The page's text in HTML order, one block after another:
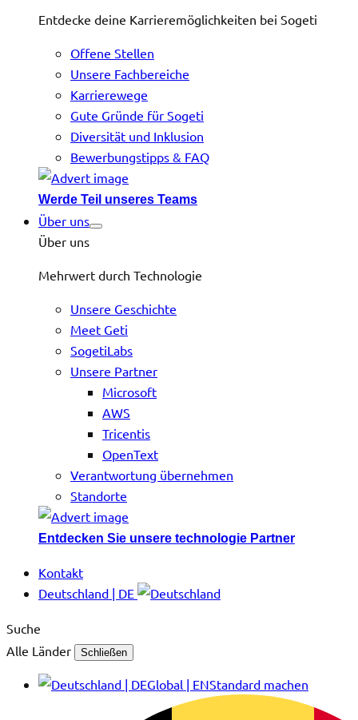
Entdecke deine Karrieremöglichkeiten bei Sogeti
Offene Stellen
Unsere Fachbereiche
Karrierewege
Gute Gründe für Sogeti
Diversität und Inklusion
Bewerbungstipps & FAQ
Werde Teil unseres Teams
Über uns
Über uns
Mehrwert durch Technologie
Unsere Geschichte
Meet Geti
SogetiLabs
Unsere Partner
Microsoft
AWS
Tricentis
OpenText
Verantwortung übernehmen
Standorte
Entdecken Sie unsere technologie Partner
Kontakt
Deutschland | DE
Suche
Alle Länder
Schließen
Global | ENStandard machen